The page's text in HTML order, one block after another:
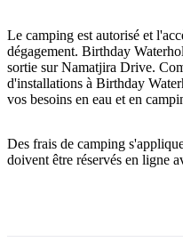
Le camping est autorisé et
dégagement. Birthday
sortie sur Namatjira Drive.
d'installations à Birthday
vos besoins en eau et en
Des frais de camping
doivent être réservés en ligne